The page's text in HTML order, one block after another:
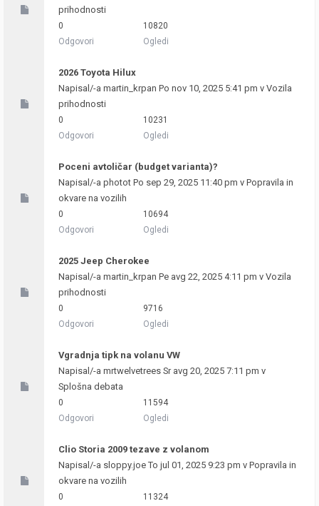
prihodnosti
0
Odgovori
10820
Ogledi
2026 Toyota Hilux
Napisal/-a martin_krpan Po nov 10, 2025 5:41 pm v Vozila
prihodnosti
0
Odgovori
10231
Ogledi
Poceni avtoličar (budget varianta)?
Napisal/-a photot Po sep 29, 2025 11:40 pm v Popravila in
okvare na vozilih
0
Odgovori
10694
Ogledi
2025 Jeep Cherokee
Napisal/-a martin_krpan Pe avg 22, 2025 4:11 pm v Vozila
prihodnosti
0
Odgovori
9716
Ogledi
Vgradnja tipk na volanu VW
Napisal/-a mrtwelvetrees Sr avg 20, 2025 7:11 pm v
Splošna debata
0
Odgovori
11594
Ogledi
Clio Storia 2009 tezave z volanom
Napisal/-a sloppy.joeTo jul 01, 2025 9:23 pm v Popravila in
okvare na vozilih
0
11324